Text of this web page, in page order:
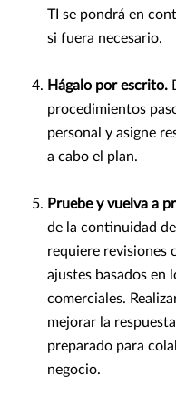
TI se pondrá en
si fuera necesario.
Hágalo por escrito.
procedimientos
personal y asigne
a cabo el plan.
Pruebe y vuelva a
de la continuidad
requiere revisiones
ajustes basados en
comerciales.
mejorar la
preparado para
negocio.